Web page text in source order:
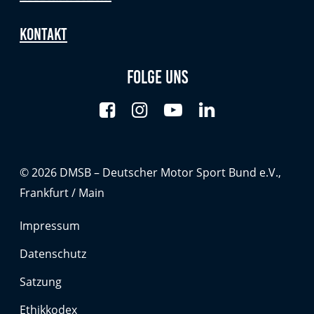
Kontakt
Folge uns
© 2026 DMSB – Deutscher Motor Sport Bund e.V.,
Frankfurt / Main
Impressum
Datenschutz
Satzung
Ethikkodex
Anbieter:
Cookies, die ggf. zur Einbettung und Bereitstellung
von Videos auf unserer Website gesetzt werden.
Google Maps
Google LLC
Cookies, die ggf. zur Einbettung und Bereitstellung
von interaktiven Karten auf unserer Website gesetzt
werden.
Marketing